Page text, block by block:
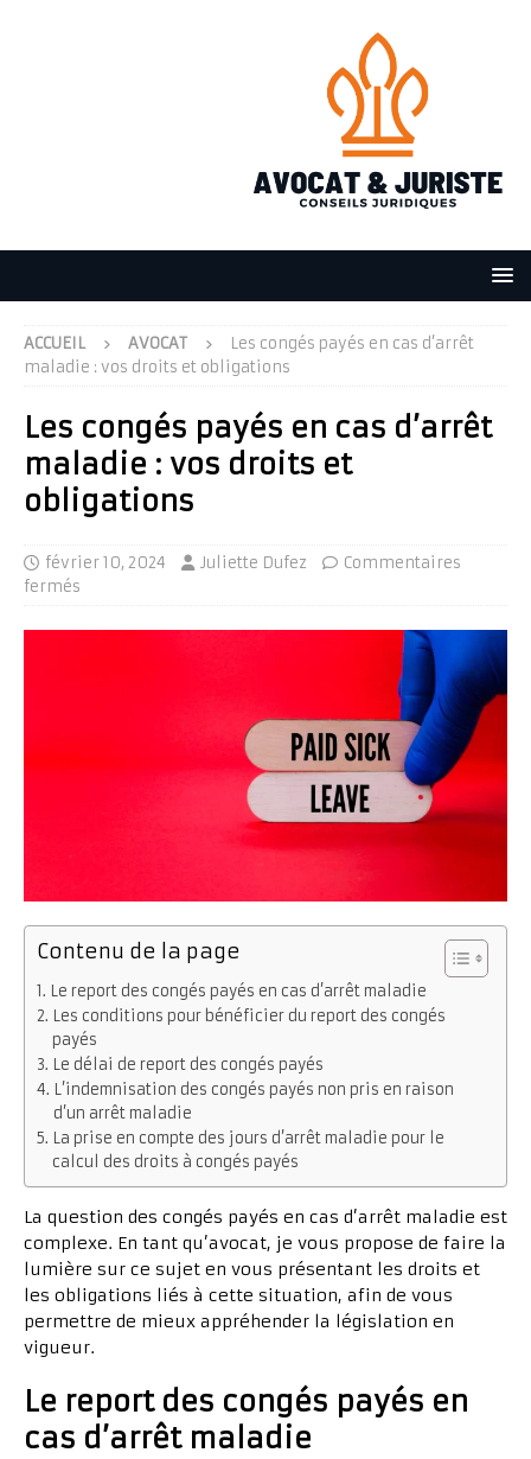
ACCUEIL AVOCAT
Les congés payés en cas d’arrêt
maladie : vos droits et obligations
Les congés payés en cas d’arrêt
maladie : vos droits et
obligations
février 10, 2024 Juliette Dufez
Commentaires
fermés
Contenu de la page
Le report des congés payés en cas d’arrêt maladie
Les conditions pour bénéficier du report des congés
payés
Le délai de report des congés payés
L’indemnisation des congés payés non pris en raison
d’un arrêt maladie
La prise en compte des jours d’arrêt maladie pour le
calcul des droits à congés payés
La question des congés payés en cas d’arrêt maladie est
complexe. En tant qu’avocat, je vous propose de faire la
lumière sur ce sujet en vous présentant les droits et
les obligations liés à cette situation, afin de vous
permettre de mieux appréhender la législation en
vigueur.
Le report des congés payés en
cas d’arrêt maladie